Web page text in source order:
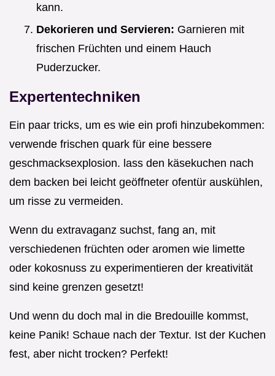
kann.
Dekorieren und Servieren: Garnieren mit
frischen Früchten und einem Hauch
Puderzucker.
Expertentechniken
Ein paar tricks, um es wie ein profi hinzubekommen:
verwende frischen quark für eine bessere
geschmacksexplosion. lass den käsekuchen nach
dem backen bei leicht geöffneter ofentür auskühlen,
um risse zu vermeiden.
Wenn du extravaganz suchst, fang an, mit
verschiedenen früchten oder aromen wie limette
oder kokosnuss zu experimentieren der kreativität
sind keine grenzen gesetzt!
Und wenn du doch mal in die Bredouille kommst,
keine Panik! Schaue nach der Textur. Ist der Kuchen
fest, aber nicht trocken? Perfekt!